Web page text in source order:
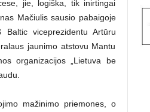
jie, logiška, tik inirtingai
Mačiulis sausio pabaigoje
Baltic viceprezidentu Artūru
jaunimo atstovu Mantu
organizacijos „Lietuva be
mažinimo priemones, o